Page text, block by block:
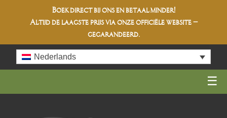
Boek direct bij ons en betaal minder!
Altijd delaagste prijsvia onze officiële website –
gegarandeerd.
Nederlands